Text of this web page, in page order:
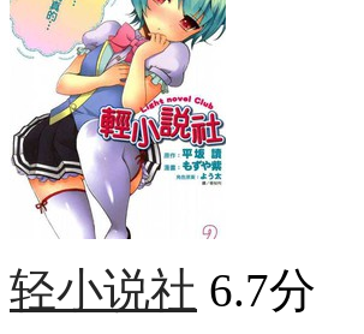
轻小说社 6.7分